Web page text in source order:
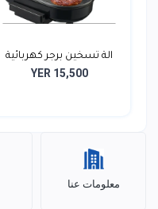
الة تسخين برجر كهربائية
YER 15,500
معلومات عنا